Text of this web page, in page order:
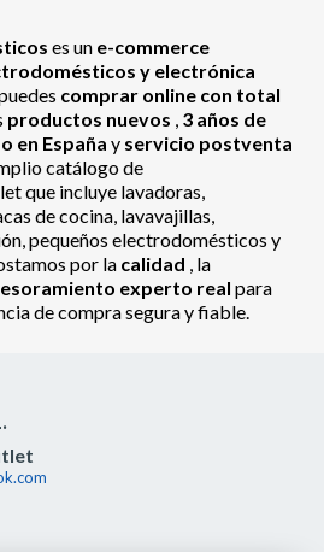
es un e-commerce
y electrónica
comprar online con total
productos nuevos , 3 años de
en España y servicio postventa
catálogo de
que incluye lavadoras,
de cocina, lavavajillas,
pequeños electrodomésticos y
por la calidad , la
experto real para
de compra segura y fiable.